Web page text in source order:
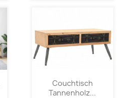
Couchtisch
Tannenholz...